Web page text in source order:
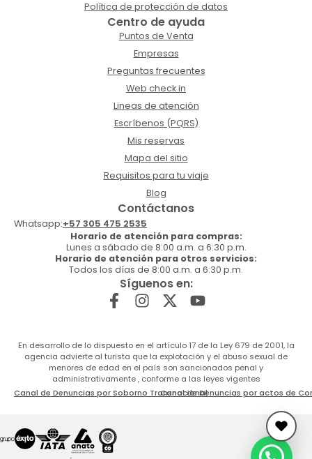
Política de protección de datos
Centro de ayuda
Puntos de Venta
Empresas
Preguntas frecuentes
Web check in
Lineas de atención
Escríbenos (PQRS)
Mis reservas
Mapa del sitio
Requisitos para tu viaje
Blog
Contáctanos
Whatsapp:+57 305 475 2535
Horario de atención para compras:
Lunes a sábado de 8:00 a.m. a 6:30 p.m.
Horario de atención para otros servicios:
Todos los días de 8:00 a.m. a 6:30 p.m.
Síguenos en:
En desarrollo de lo dispuesto en el artículo 17 de la Ley 679 de 2001, la
agencia advierte al turista que la explotación y el abuso sexual de
menores de edad en el país son sancionados penal y
administrativamente , conforme a las leyes vigentes
Canal de Denuncias por Soborno TransnacionalCanal de Denuncias por actos de